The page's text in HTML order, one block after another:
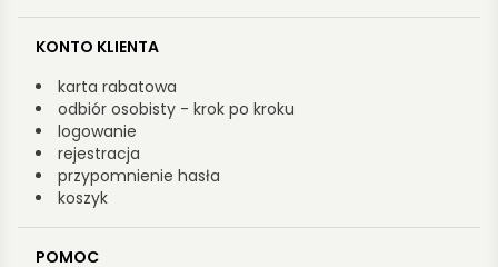
KONTO KLIENTA
karta rabatowa
odbiór osobisty - krok po kroku
logowanie
rejestracja
przypomnienie hasła
koszyk
POMOC